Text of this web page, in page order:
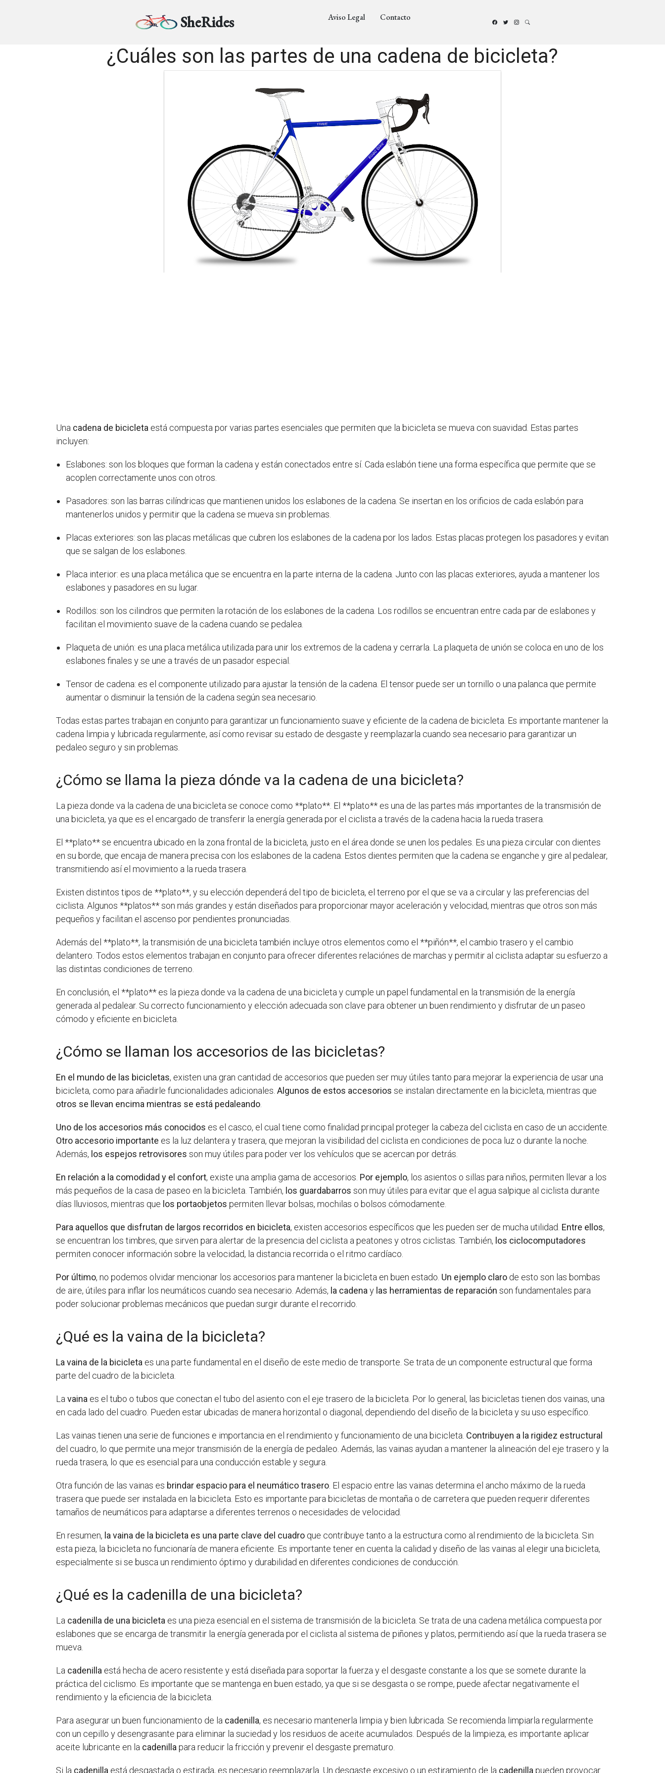
SheRides Aviso Legal Contacto
¿Cuáles son las partes de una cadena de bicicleta?
Una cadena de bicicleta está compuesta por varias partes esenciales que permiten que la bicicleta se mueva con suavidad. Estas partes
incluyen:
Eslabones: son los bloques que forman la cadena y están conectados entre sí. Cada eslabón tiene una forma específica que permite que se
acoplen correctamente unos con otros.
Pasadores: son las barras cilíndricas que mantienen unidos los eslabones de la cadena. Se insertan en los orificios de cada eslabón para
mantenerlos unidos y permitir que la cadena se mueva sin problemas.
Placas exteriores: son las placas metálicas que cubren los eslabones de la cadena por los lados. Estas placas protegen los pasadores y evitan
que se salgan de los eslabones.
Placa interior: es una placa metálica que se encuentra en la parte interna de la cadena. Junto con las placas exteriores, ayuda a mantener los
eslabones y pasadores en su lugar.
Rodillos: son los cilindros que permiten la rotación de los eslabones de la cadena. Los rodillos se encuentran entre cada par de eslabones y
facilitan el movimiento suave de la cadena cuando se pedalea.
Plaqueta de unión: es una placa metálica utilizada para unir los extremos de la cadena y cerrarla. La plaqueta de unión se coloca en uno de los
eslabones finales y se une a través de un pasador especial.
Tensor de cadena: es el componente utilizado para ajustar la tensión de la cadena. El tensor puede ser un tornillo o una palanca que permite
aumentar o disminuir la tensión de la cadena según sea necesario.
Todas estas partes trabajan en conjunto para garantizar un funcionamiento suave y eficiente de la cadena de bicicleta. Es importante mantener la
cadena limpia y lubricada regularmente, así como revisar su estado de desgaste y reemplazarla cuando sea necesario para garantizar un
pedaleo seguro y sin problemas.
¿Cómo se llama la pieza dónde va la cadena de una bicicleta?
La pieza donde va la cadena de una bicicleta se conoce como **plato**. El **plato** es una de las partes más importantes de la transmisión de
una bicicleta, ya que es el encargado de transferir la energía generada por el ciclista a través de la cadena hacia la rueda trasera.
El **plato** se encuentra ubicado en la zona frontal de la bicicleta, justo en el área donde se unen los pedales. Es una pieza circular con dientes
en su borde, que encaja de manera precisa con los eslabones de la cadena. Estos dientes permiten que la cadena se enganche y gire al pedalear,
transmitiendo así el movimiento a la rueda trasera.
Existen distintos tipos de **plato**, y su elección dependerá del tipo de bicicleta, el terreno por el que se va a circular y las preferencias del
ciclista. Algunos **platos** son más grandes y están diseñados para proporcionar mayor aceleración y velocidad, mientras que otros son más
pequeños y facilitan el ascenso por pendientes pronunciadas.
Además del **plato**, la transmisión de una bicicleta también incluye otros elementos como el **piñón**, el cambio trasero y el cambio
delantero. Todos estos elementos trabajan en conjunto para ofrecer diferentes relaciónes de marchas y permitir al ciclista adaptar su esfuerzo a
las distintas condiciones de terreno.
En conclusión, el **plato** es la pieza donde va la cadena de una bicicleta y cumple un papel fundamental en la transmisión de la energía
generada al pedalear. Su correcto funcionamiento y elección adecuada son clave para obtener un buen rendimiento y disfrutar de un paseo
cómodo y eficiente en bicicleta.
¿Cómo se llaman los accesorios de las bicicletas?
En el mundo de las bicicletas, existen una gran cantidad de accesorios que pueden ser muy útiles tanto para mejorar la experiencia de usar una
bicicleta, como para añadirle funcionalidades adicionales.Algunos de estos accesorios se instalan directamente en la bicicleta, mientras que
otros se llevan encima mientras se está pedaleando
Uno de los accesorios más conocidos es el casco, el cual tiene como finalidad principal proteger la cabeza del ciclista en caso de un accidente.
Otro accesorio importante es la luz delantera y trasera, que mejoran la visibilidad del ciclista en condiciones de poca luz o durante la noche.
Además, los espejos retrovisores son muy útiles para poder ver los vehículos que se acercan por detrás.
En relación a la comodidad y el confort, existe una amplia gama de accesorios. Por ejemplo, los asientos o sillas para niños, permiten llevar a los
más pequeños de la casa de paseo en la bicicleta. También, los guardabarros son muy útiles para evitar que el agua salpique al ciclista durante
días lluviosos, mientras que los portaobjetos permiten llevar bolsas, mochilas o bolsos cómodamente.
Para aquellos que disfrutan de largos recorridos en bicicleta, existen accesorios específicos que les pueden ser de mucha utilidad. Entre ellos,
se encuentran los timbres, que sirven para alertar de la presencia del ciclista a peatones y otros ciclistas. También, los ciclocomputadores
permiten conocer información sobre la velocidad, la distancia recorrida o el ritmo cardíaco.
Por último, no podemos olvidar mencionar los accesorios para mantener la bicicleta en buen estado. Un ejemplo claro de esto son las bombas
de aire, útiles para inflar los neumáticos cuando sea necesario. Además, la cadena y las herramientas de reparación son fundamentales para
poder solucionar problemas mecánicos que puedan surgir durante el recorrido.
¿Qué es la vaina de la bicicleta?
La vaina de la bicicleta es una parte fundamental en el diseño de este medio de transporte. Se trata de un componente estructural que forma
parte del cuadro de la bicicleta.
Lavaina es el tubo o tubos que conectan el tubo del asiento con el eje trasero de la bicicleta. Por lo general, las bicicletas tienen dos vainas, una
en cada lado del cuadro. Pueden estar ubicadas de manera horizontal o diagonal, dependiendo del diseño de la bicicleta y su uso específico.
Las vainas tienen una serie de funciones e importancia en el rendimiento y funcionamiento de una bicicleta. Contribuyen a la rigidez estructural
del cuadro, lo que permite una mejor transmisión de la energía de pedaleo. Además, las vainas ayudan a mantener la alineación del eje trasero y la
rueda trasera, lo que es esencial para una conducción estable y segura.
Otra función de las vainas es brindar espacio para el neumático trasero . El espacio entre las vainas determina el ancho máximo de la rueda
trasera que puede ser instalada en la bicicleta. Esto es importante para bicicletas de montaña o de carretera que pueden requerir diferentes
tamaños de neumáticos para adaptarse a diferentes terrenos o necesidades de velocidad.
En resumen, la vaina de la bicicleta es una parte clave del cuadro que contribuye tanto a la estructura como al rendimiento de la bicicleta. Sin
esta pieza, la bicicleta no funcionaría de manera eficiente. Es importante tener en cuenta la calidad y diseño de las vainas al elegir una bicicleta,
especialmente si se busca un rendimiento óptimo y durabilidad en diferentes condiciones de conducción.
¿Qué es la cadenilla de una bicicleta?
La cadenilla de una bicicleta es una pieza esencial en el sistema de transmisión de la bicicleta. Se trata de una cadena metálica compuesta por
eslabones que se encarga de transmitir la energía generada por el ciclista al sistema de piñones y platos, permitiendo así que la rueda trasera se
mueva.
La cadenilla está hecha de acero resistente y está diseñada para soportar la fuerza y el desgaste constante a los que se somete durante la
práctica del ciclismo. Es importante que se mantenga en buen estado, ya que si se desgasta o se rompe, puede afectar negativamente el
rendimiento y la eficiencia de la bicicleta.
Para asegurar un buen funcionamiento de la cadenilla, es necesario mantenerla limpia y bien lubricada. Se recomienda limpiarla regularmente
con un cepillo y desengrasante para eliminar la suciedad y los residuos de aceite acumulados. Después de la limpieza, es importante aplicar
aceite lubricante en la cadenilla para reducir la fricción y prevenir el desgaste prematuro.
Si la cadenilla está desgastada o estirada, es necesario reemplazarla. Un desgaste excesivo o un estiramiento de la cadenilla pueden provocar